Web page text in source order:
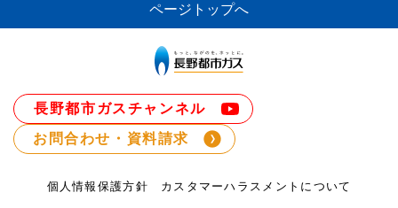
ページトップへ
長野都市ガスチャンネル
お問合わせ・資料請求
個人情報保護方針 カスタマーハラスメントについて